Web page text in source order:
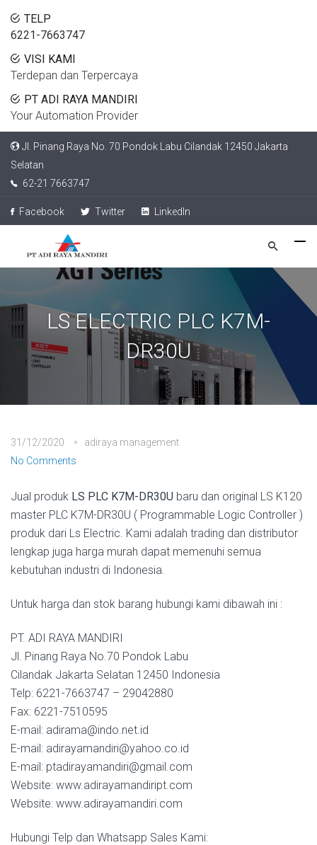
TELP
6221-7663747
VISI KAMI
Terdepan dan Terpercaya
PT ADI RAYA MANDIRI
Your Automation Provider
Jl. Pinang Raya No. 70 Pondok Labu Cilandak 12450 Jakarta
Selatan
62-21 7663747
Facebook Twitter LinkedIn
LS ELECTRIC PLC K7M-
DR30U
31/12/2020
adiraya management
No Comments
Jual produk LS PLC K7M-DR30U baru dan original LS K120
master PLC K7M-DR30U ( Programmable Logic Controller )
produk dari Ls Electric. Kami adalah trading dan distributor
lengkap juga harga murah dapat memenuhi semua
kebutuhan industri di Indonesia.
Untuk harga dan stok barang hubungi kami dibawah ini :
PT. ADI RAYA MANDIRI
Jl. Pinang Raya No.70 Pondok Labu
Cilandak Jakarta Selatan 12450 Indonesia
Telp: 6221-7663747 – 29042880
Fax: 6221-7510595
E-mail: adirama@indo.net.id
E-mail: adirayamandiri@yahoo.co.id
E-mail: ptadirayamandiri@gmail.com
Website: www.adirayamandiript.com
Website: www.adirayamandiri.com
Hubungi Telp dan Whatsapp Sales Kami: